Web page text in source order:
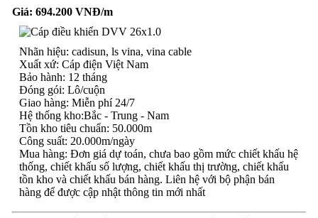
Giá: 694.200VNĐ/m
Nhãn hiệu: cadisun, ls vina, vina cable
Xuất xứ: Cáp điện Việt Nam
Bảo hành: 12 tháng
Đóng gói: Lô/cuộn
Giao hàng: Miễn phí 24/7
Hệ thống kho:Bắc - Trung - Nam
Tồn kho tiêu chuẩn: 50.000m
Công suất: 20.000m/ngày
Mua hàng: Đơn giá dự toán, chưa bao gồm mức chiết khấu hệ
thống, chiết khấu số lượng, chiết khấu thị trường, chiết khấu
tồn kho và chiết khấu bán hàng. Liên hệ với bộ phận bán
hàng để được cập nhật thông tin mới nhất